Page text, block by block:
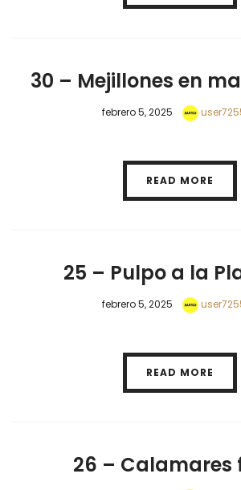
30 – Mejillones en
febrero 5, 2025
READ MORE
25 – Pulpo a la
febrero 5, 2025
READ MORE
26 – Calamares